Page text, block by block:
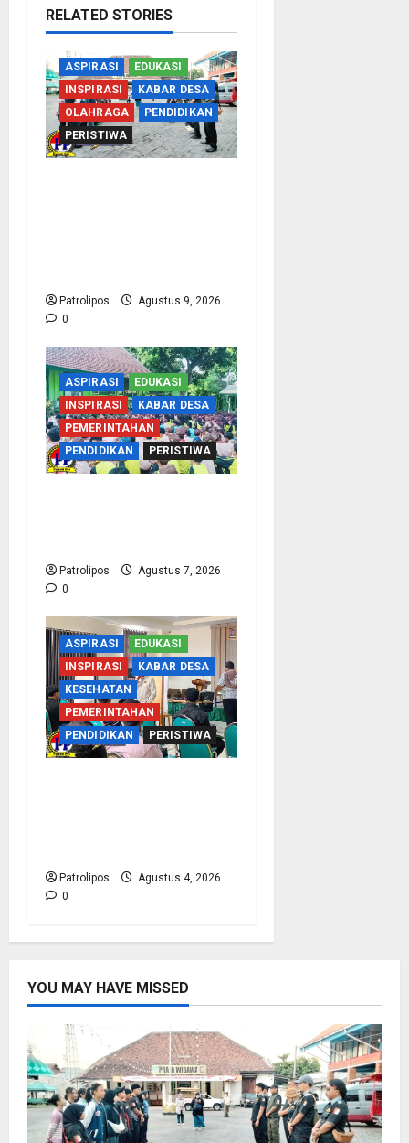
RELATED STORIES
ASPIRASI
EDUKASI
INSPIRASI
KABAR DESA
OLAHRAGA
PENDIDIKAN
PERISTIWA
Patrolipos
Agustus 9, 2026
0
ASPIRASI
EDUKASI
INSPIRASI
KABAR DESA
PEMERINTAHAN
PENDIDIKAN
PERISTIWA
Patrolipos
Agustus 7, 2026
0
ASPIRASI
EDUKASI
INSPIRASI
KABAR DESA
KESEHATAN
PEMERINTAHAN
PENDIDIKAN
PERISTIWA
Patrolipos
Agustus 4, 2026
0
YOU MAY HAVE MISSED